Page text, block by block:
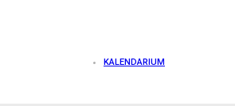
KALENDARIUM